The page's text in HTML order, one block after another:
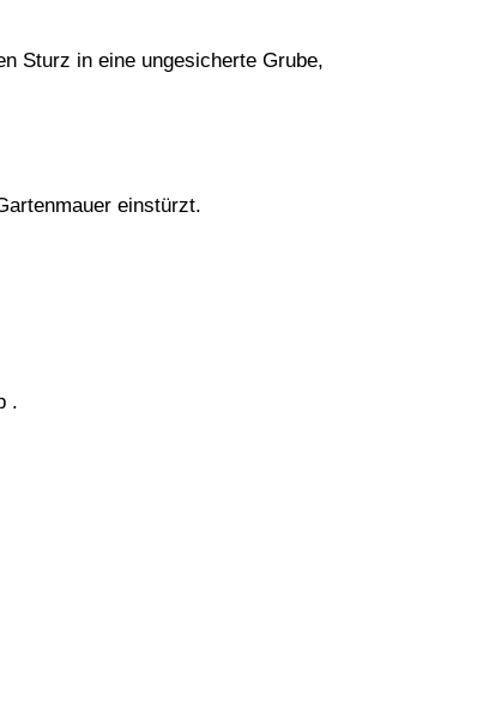
Sturz in eine ungesicherte Grube,
einstürzt.
.